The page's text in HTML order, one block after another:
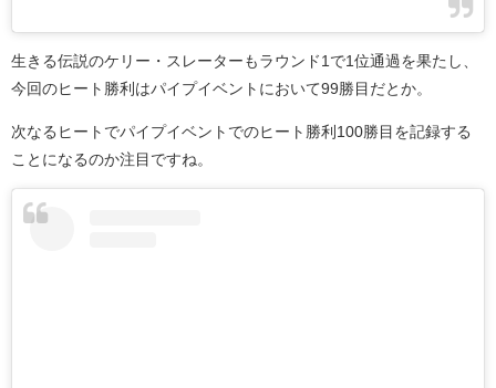
生きる伝説のケリー・スレーターもラウンド1で1位通過を果たし、
今回のヒート勝利はパイプイベントにおいて99勝目だとか。
次なるヒートでパイプイベントでのヒート勝利100勝目を記録する
ことになるのか注目ですね。